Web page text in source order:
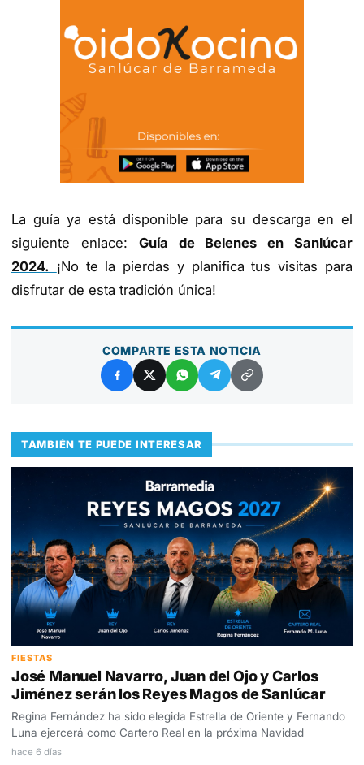
La guía ya está disponible para su descarga en el
siguiente enlace: Guía de Belenes en Sanlúcar
2024. ¡No te la pierdas y planifica tus visitas para
disfrutar de esta tradición única!
COMPARTE ESTA NOTICIA
TAMBIÉN TE PUEDE INTERESAR
FIESTAS
José Manuel Navarro, Juan del Ojo y Carlos
Jiménez serán los Reyes Magos de Sanlúcar
Regina Fernández ha sido elegida Estrella de Oriente y Fernando
Luna ejercerá como Cartero Real en la próxima Navidad
hace 6 días